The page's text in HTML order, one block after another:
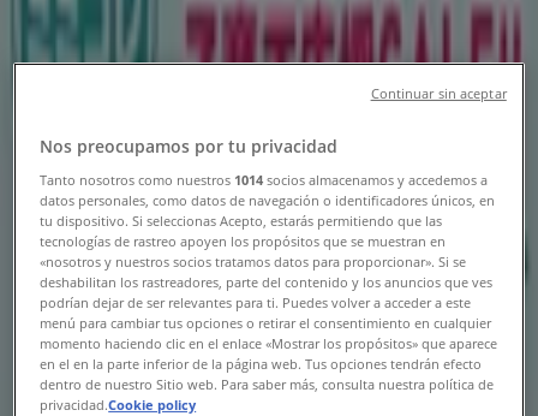
掘り出し物ハンターのための素晴らしいオフ
ァー
8/13 日まで有効札幌市
-3 日数
西松屋
豊富なオファーの選択
Nos preocupamos por tu privacidad
Tanto nosotros como nuestros 1014 socios almacenamos y accedemos a
datos personales, como datos de navegación o identificadores únicos, en
tu dispositivo. Si seleccionas Acepto, estarás permitiendo que las
tecnologías de rastreo apoyen los propósitos que se muestran en
«nosotros y nuestros socios tratamos datos para proporcionar». Si se
deshabilitan los rastreadores, parte del contenido y los anuncios que ves
podrían dejar de ser relevantes para ti. Puedes volver a acceder a este
menú para cambiar tus opciones o retirar el consentimiento en cualquier
momento haciendo clic en el enlace «Mostrar los propósitos» que aparece
en el en la parte inferior de la página web. Tus opciones tendrán efecto
dentro de nuestro Sitio web. Para saber más, consulta nuestra política de
privacidad.Cookie policy
Continuar sin aceptar